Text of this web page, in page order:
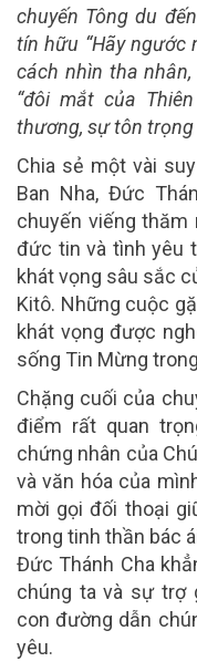
chuyến Tông du
tín hữu “Hãy ngước
cách nhìn tha
“đôi mắt của
thương, sự tôn
Chia sẻ một vài
Ban Nha, Đức
chuyến viếng thăm
đức tin và tình yêu
khát vọng sâu sắc
Kitô. Những cuộc
khát vọng được
sống Tin Mừng
Chặng cuối của
điểm rất quan
chứng nhân của
và văn hóa của
mời gọi đối thoại
trong tinh thần bác
Đức Thánh Cha
chúng ta và sự trợ
con đường dẫn
yêu.